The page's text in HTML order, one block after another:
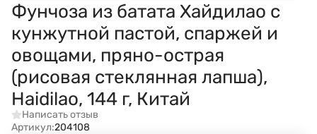
Фунчоза из батата Хайдилао с
кунжутной пастой, спаржей и
овощами, пряно-острая
(рисовая стеклянная лапша),
Haidilao, 144 г, Китай
Написать отзыв
Артикул:204108